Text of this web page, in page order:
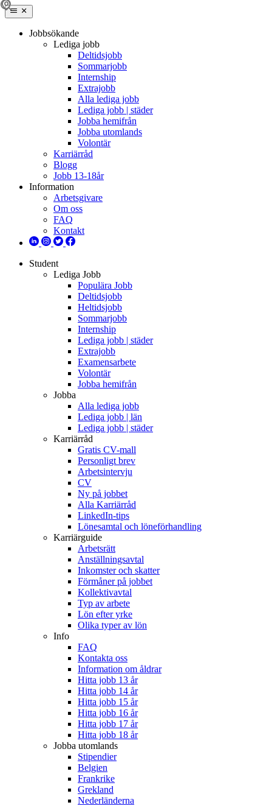
Jobbsökande
Lediga jobb
Deltidsjobb
Sommarjobb
Internship
Extrajobb
Alla lediga jobb
Lediga jobb | städer
Jobba hemifrån
Jobba utomlands
Volontär
Karriärråd
Blogg
Jobb 13-18år
Information
Arbetsgivare
Om oss
FAQ
Kontakt
Student
Lediga Jobb
Populära Jobb
Deltidsjobb
Heltidsjobb
Sommarjobb
Internship
Lediga jobb | städer
Extrajobb
Examensarbete
Volontär
Jobba hemifrån
Jobba
Alla lediga jobb
Lediga jobb | län
Lediga jobb | städer
Karriärråd
Gratis CV-mall
Personligt brev
Arbetsintervju
CV
Ny på jobbet
Alla Karriärråd
LinkedIn-tips
Lönesamtal och löneförhandling
Karriärguide
Arbetsrätt
Anställningsavtal
Inkomster och skatter
Förmåner på jobbet
Kollektivavtal
Typ av arbete
Lön efter yrke
Olika typer av lön
Info
FAQ
Kontakta oss
Information om åldrar
Hitta jobb 13 år
Hitta jobb 14 år
Hitta jobb 15 år
Hitta jobb 16 år
Hitta jobb 17 år
Hitta jobb 18 år
Jobba utomlands
Stipendier
Belgien
Frankrike
Grekland
Nederländerna